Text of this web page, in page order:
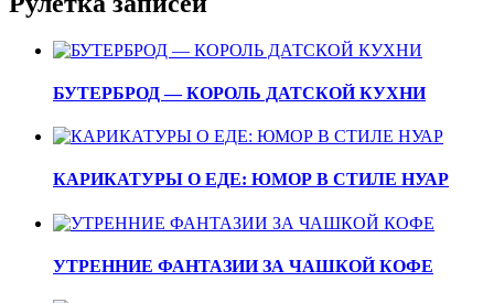
БУТЕРБРОД — КОРОЛЬ ДАТСКОЙ КУХНИ
КАРИКАТУРЫ О ЕДЕ: ЮМОР В СТИЛЕ НУАР
УТРЕННИЕ ФАНТАЗИИ ЗА ЧАШКОЙ КОФЕ